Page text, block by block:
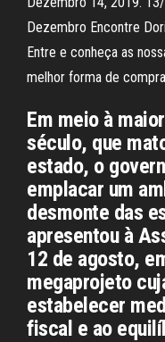
Dezembro Encontre
Entre e conheça as
melhor forma de
Em meio à
século, que
estado, o
emplacar um
desmonte das
apresentou à
12 de agosto,
megaprojeto
estabelecer
fiscal e ao